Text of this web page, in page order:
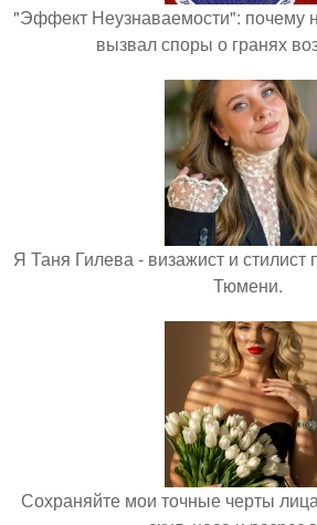
"Эффект Неузнаваемости": почему
вызвал споры о гранях
Я Таня Гилева - визажист и стилист
Тюмени.
Сохраняйте мои точные черты